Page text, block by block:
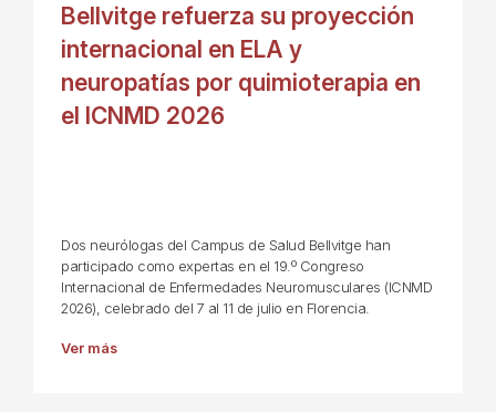
Bellvitge refuerza su proyección
internacional en ELA y
neuropatías por quimioterapia en
el ICNMD 2026
Dos neurólogas del Campus de Salud Bellvitge han
participado como expertas en el 19.º Congreso
Internacional de Enfermedades Neuromusculares (ICNMD
2026), celebrado del 7 al 11 de julio en Florencia.
Ver más